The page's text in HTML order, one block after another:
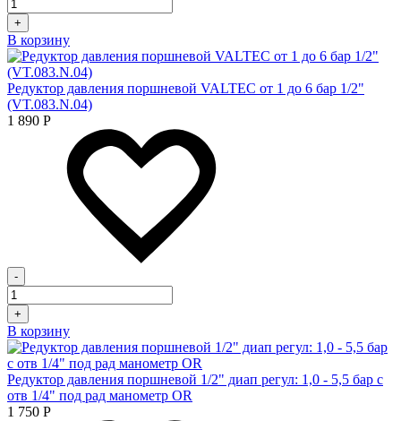
+
В корзину
Редуктор давления поршневой VALTEC от 1 до 6 бар 1/2"
(VT.083.N.04)
1 890 Р
-
+
В корзину
Редуктор давления поршневой 1/2" диап регул: 1,0 - 5,5 бар с
отв 1/4" под рад манометр OR
1 750 Р